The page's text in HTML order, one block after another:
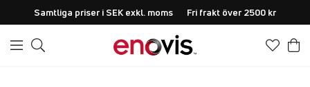
Samtliga priser i SEK exkl. moms Fri frakt över 2500 kr